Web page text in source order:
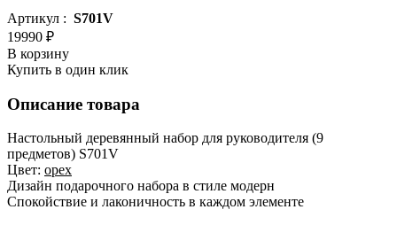
Артикул : S701V
19990 ₽
В корзину
Купить в один клик
Описание товара
Настольный деревянный набор для руководителя (9
предметов) S701V
Цвет: орех
Дизайн подарочного набора в стиле модерн
Спокойствие и лаконичность в каждом элементе